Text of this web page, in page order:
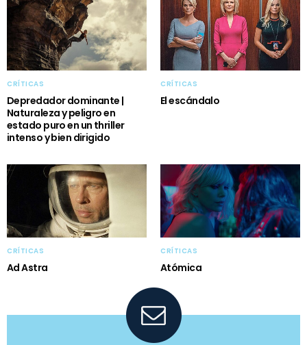
CRÍTICAS
Depredador dominante |
Naturaleza y peligro en
estado puro en un thriller
intenso y bien dirigido
CRÍTICAS
El escándalo
CRÍTICAS
Ad Astra
CRÍTICAS
Atómica